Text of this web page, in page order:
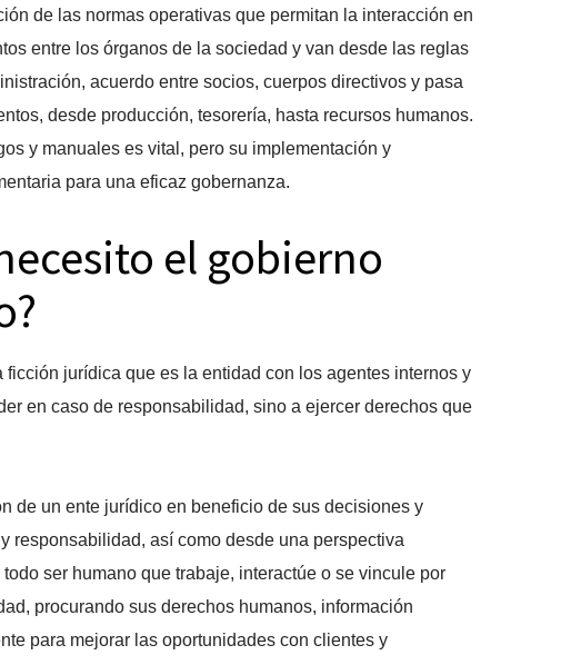
de las normas operativas que permitan la interacción en
entre los órganos de la sociedad y van desde las reglas
acuerdo entre socios, cuerpos directivos y pasa
desde producción, tesorería, hasta recursos humanos.
y manuales es vital, pero su implementación y
para una eficaz gobernanza.
el gobierno
ficción jurídica que es la entidad con los agentes internos y
en caso de responsabilidad, sino a ejercer derechos que
de un ente jurídico en beneficio de sus decisiones y
responsabilidad, así como desde una perspectiva
ser humano que trabaje, interactúe o se vincule por
procurando sus derechos humanos, información
para mejorar las oportunidades con clientes y